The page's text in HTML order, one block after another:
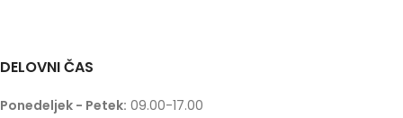
DELOVNI ČAS
Ponedeljek - Petek: 09.00-17.00